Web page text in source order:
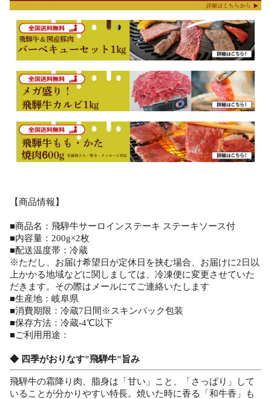
【商品情報】
■商品名：飛騨牛サーロインステーキ ステーキソース付
■内容量：200g×2枚
■配送温度帯：冷蔵
※ただし、お届け希望日が定休日を挟む場合、お届けに2日以
上かかる地域などに関しましては、冷凍便に変更させていた
だきます。その際はメールにてご連絡いたします
■生産地：岐阜県
■消費期限：冷蔵7日間※スキンパック包装
■保存方法：冷蔵-4℃以下
■ご利用用途：
◆ 四季がおりなす″飛騨牛″旨み
飛騨牛の霜降り肉、脂身は「甘い」こと、「さっぱり」して
いることが分かりやすい特長。焼いた時に香る「和牛香」も